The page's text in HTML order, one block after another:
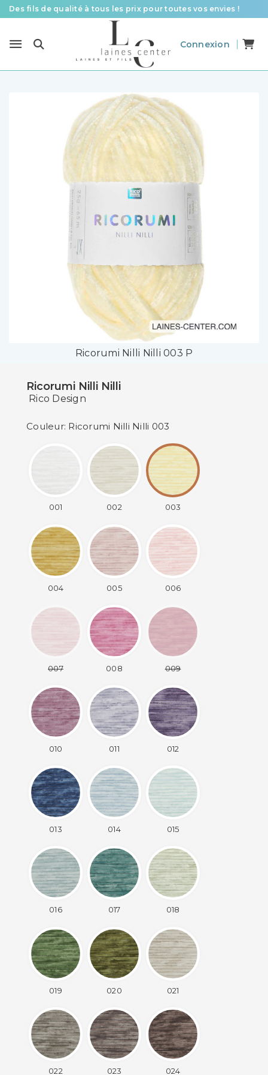
Des fils de qualité à tous les prix pour toutes vos envies !
Le spécialiste laines et fils en France pour le tricot et le crochet
Connexion
Ricorumi Nilli Nilli 003 P
Ricorumi Nilli Nilli
Rico Design
Couleur: Ricorumi Nilli Nilli 003
001 002 003
004 005 006
007 008 009
010 011 012
013 014 015
016 017 018
019 020 021
022 023 024